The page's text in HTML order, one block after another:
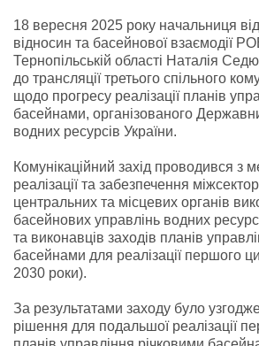
18 вересня 2025 року начальниця
відносин та басейнової взаємодії
Тернопільській області Наталія
до трансляції третього спільного
щодо прогресу реалізації планів
басейнами, організованого
водних ресурсів України.
Комунікаційний захід проводився з
реалізації та забезпечення
центральних та місцевих органів
басейнових управлінь водних
та виконавців заходів планів
басейнами для реалізації першого
2030 роки).
За результатами заходу було
рішення для подальшої реалізації